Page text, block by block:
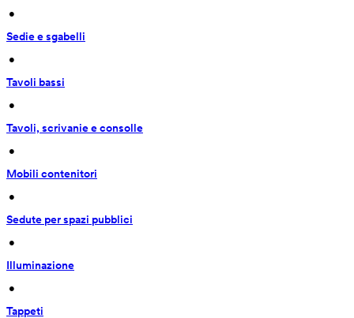
•
Sedie e sgabelli
•
Tavoli bassi
•
Tavoli, scrivanie e consolle
•
Mobili contenitori
•
Sedute per spazi pubblici
•
Illuminazione
•
Tappeti